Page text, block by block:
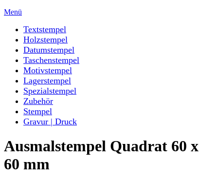
Menü
Textstempel
Holzstempel
Datumstempel
Taschenstempel
Motivstempel
Lagerstempel
Spezialstempel
Zubehör
Stempel
Gravur | Druck
Ausmalstempel Quadrat 60 x
60 mm